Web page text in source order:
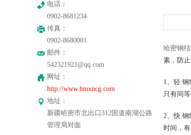
电话：
0902-8681234
传真：
0902-8680001
邮件：
542321921@qq.com
网址：
http://www.hmxncg.com
地址：
新疆哈密市北出口312国道南湖公路
管理局对面
哈密钢
素，防
1、轻:
只有同
2、快:钢
时间，